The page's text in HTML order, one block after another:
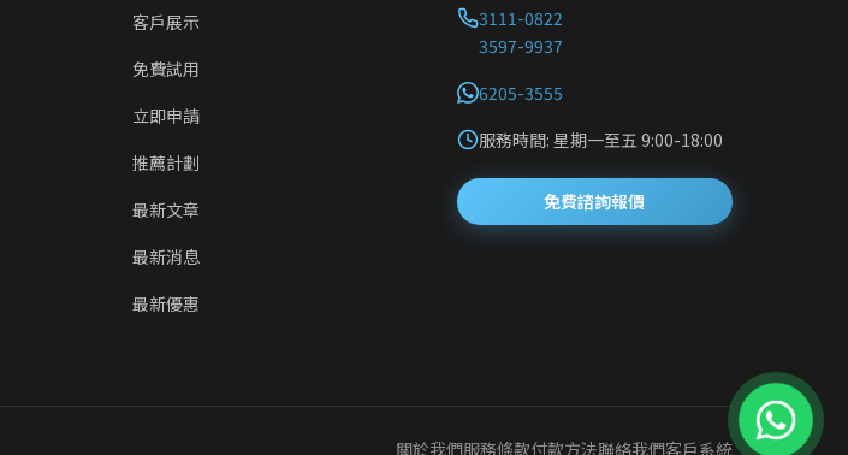
客戶展示
免費試用
立即申請
推薦計劃
最新文章
最新消息
最新優惠
3111-0822
3597-9937
6205-3555
服務時間: 星期一至五 9:00-18:00
免費諮詢報價
關於我們服務條款付款方法聯絡我們客戶系統